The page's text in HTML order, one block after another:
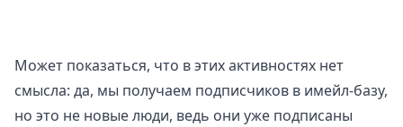
Может показаться, что в этих активностях нет
смысла: да, мы получаем подписчиков в имейл-базу,
но это не новые люди, ведь они уже подписаны